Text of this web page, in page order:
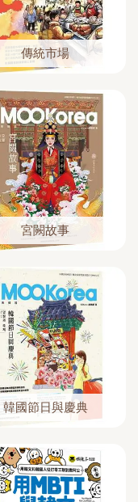
傳統市場
宮闕故事
韓國節日與慶典